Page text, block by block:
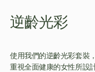
逆齡光彩
使用我們的逆齡光彩套裝
重視全面健康的女性所設